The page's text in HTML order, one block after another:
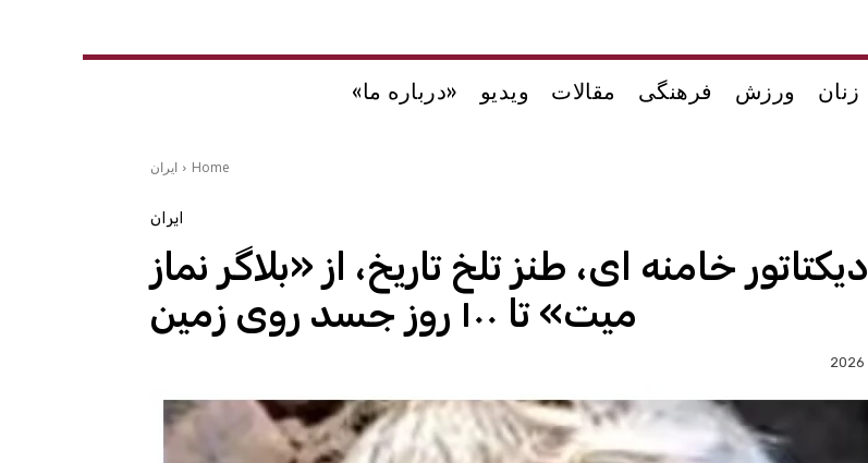
زنان ورزش فرهنگی مقالات ویدیو «درباره ما»
Home ایران
ایران
دیکتاتور خامنه ای، طنز تلخ تاریخ، از «بلاگر نماز
میت» تا ۱۰۰ روز جسد روی زمین